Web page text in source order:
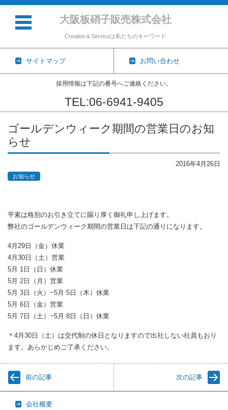
大阪板硝子販売株式会社
Creation＆Serviceは私たちのキーワード
サイトマップ お問い合わせ
採用情報は下記の番号へご連絡ください。
TEL:06-6941-9405
コンテンツに移動
ゴールデンウィーク期間の営業日のお知
らせ
2016年4月26日
お知らせ
平素は格別のお引き立てに賜り厚く御礼申し上げます。
弊社のゴールデンウィーク期間の営業日は下記の通りになります。
4月29日（金）休業
4月30日（土）営業
5月 1日（日）休業
5月 2日（月）営業
5月 3日（火）~5月 5日（木）休業
5月 6日（金）営業
5月 7日（土）~5月 8日（日）休業
＊4月30日（土）は交代制の休日となりますので出社しない社員もおり
ます。あらかじめご了承ください。
前の記事 次の記事
会社概要